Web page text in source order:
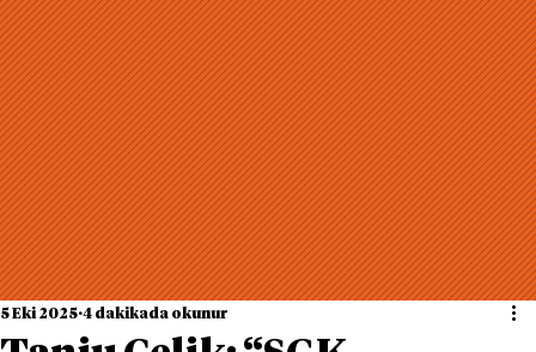
5 Eki 2025 4 dakikada okunur